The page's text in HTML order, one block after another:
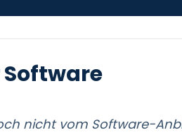
nicht vom Software-